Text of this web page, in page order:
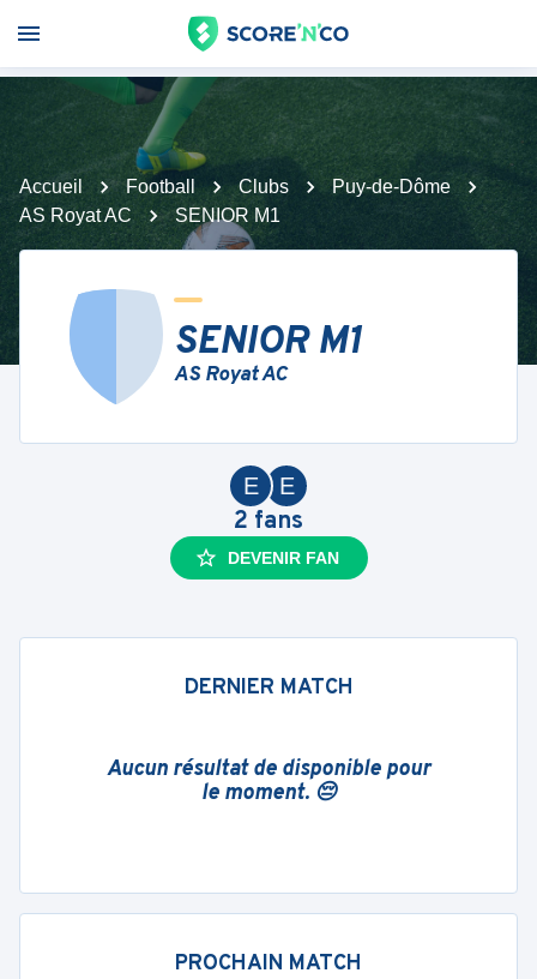
Accueil Football Clubs
Puy-de-Dôme
AS Royat AC
SENIOR M1
SENIOR M1
AS Royat AC
E
E
2 fans
DEVENIR FAN
DERNIER MATCH
Aucun résultat de disponible pour
le moment. 😔
PROCHAIN MATCH